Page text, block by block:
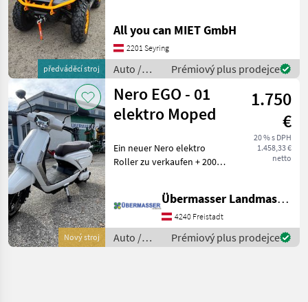
předváděcí stroj
ausgestattet mit
einstellbaren FOX 1.5
PODIUM QS3, 14“-Beadlock-
Felgen.
All you can MIET GmbH
2201 Seyring
Auto /
Motocykle
/ Sonstige
Prémiový plus prodejce
Nový stroj
Nero EGO - 01
elektro Moped
1.750
€
20 % s DPH
1.458,33 €
netto
Ein neuer Nero elektro
Roller zu verkaufen + 2000
vorne + Hydraulische
Scheibenbremse vorne +
Trommenbremse hinten +
Übermasser Landmaschinenhandel
4240 Freistadt
Auto /
Motocykle
Prémiový plus prodejce